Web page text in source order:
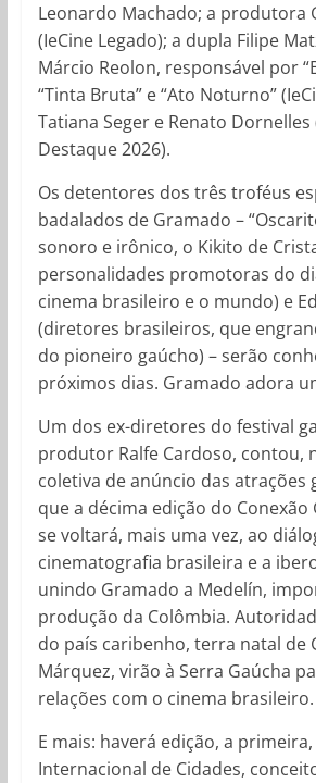
Leonardo Machado; a produtora
(IeCine Legado); a dupla Filipe
Márcio Reolon, responsável por
“Tinta Bruta” e “Ato Noturno”
Tatiana Seger e Renato Dornelles
Destaque 2026).
Os detentores dos três troféus
badalados de Gramado –
sonoro e irônico, o Kikito de
personalidades promotoras do
cinema brasileiro e o mundo) e
(diretores brasileiros, que
do pioneiro gaúcho) – serão
próximos dias. Gramado adora
Um dos ex-diretores do festival
produtor Ralfe Cardoso, contou,
coletiva de anúncio das atrações
que a décima edição do Conexão
se voltará, mais uma vez, ao
cinematografia brasileira e a
unindo Gramado a Medelín,
produção da Colômbia.
do país caribenho, terra natal de
Márquez, virão à Serra Gaúcha
relações com o cinema brasileiro.
E mais: haverá edição, a
Internacional de Cidades,